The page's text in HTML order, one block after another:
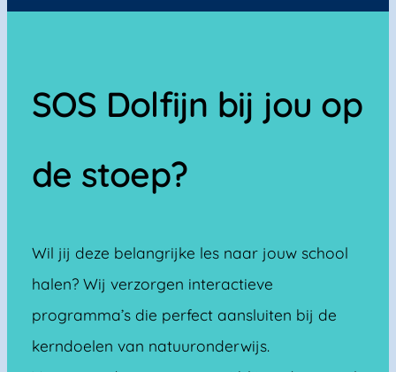
SOS Dolfijn bij jou op
de stoep?
Wil jij deze belangrijke les naar jouw school
halen? Wij verzorgen interactieve
programma’s die perfect aansluiten bij de
kerndoelen van natuuronderwijs.